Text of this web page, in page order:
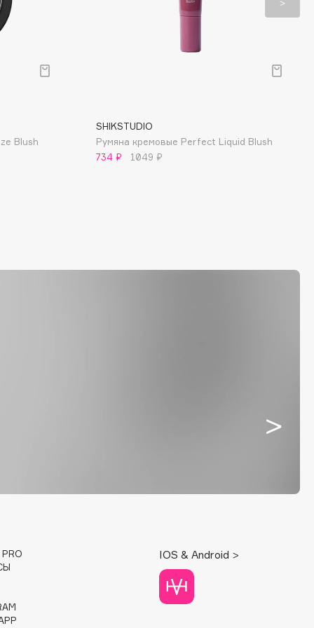
Blush
SHIKSTUDIO
Румяна кремовые Perfect Liquid Blush
734 ₽
1049 ₽
PRO
IOS & Android >